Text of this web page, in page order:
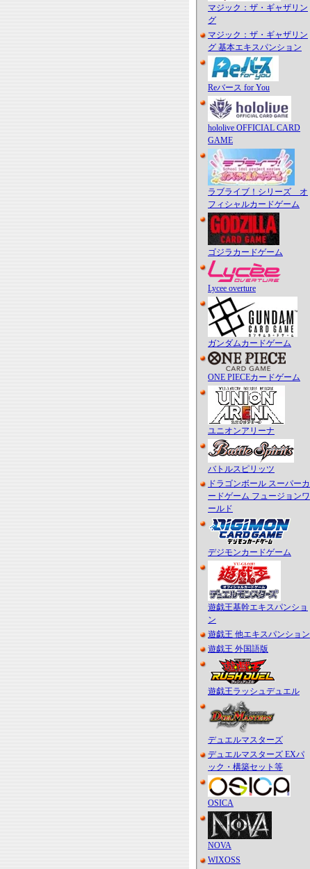
マジック：ザ・ギャザリン
グ
マジック：ザ・ギャザリン
グ 基本エキスパンション
Reバース for You
hololive OFFICIAL CARD
GAME
ラブライブ！シリーズ オ
フィシャルカードゲーム
ゴジラカードゲーム
Lycee overture
ガンダムカードゲーム
ONE PIECEカードゲーム
ユニオンアリーナ
バトルスピリッツ
ドラゴンボール スーパーカ
ードゲーム フュージョンワ
ールド
デジモンカードゲーム
遊戯王基幹エキスパンショ
ン
遊戯王 他エキスパンション
遊戯王 外国語版
遊戯王ラッシュデュエル
デュエルマスターズ
デュエルマスターズ EXパ
ック・構築セット等
OSICA
NOVA
WIXOSS